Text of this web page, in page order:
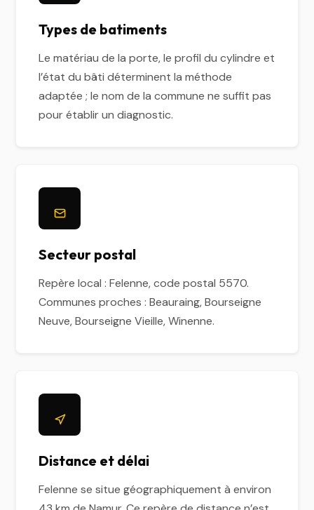
Types de batiments
Le matériau de la porte, le profil du cylindre et
l’état du bâti déterminent la méthode
adaptée ; le nom de la commune ne suffit pas
pour établir un diagnostic.
Secteur postal
Repère local : Felenne, code postal 5570.
Communes proches : Beauraing, Bourseigne
Neuve, Bourseigne Vieille, Winenne.
Distance et délai
Felenne se situe géographiquement à environ